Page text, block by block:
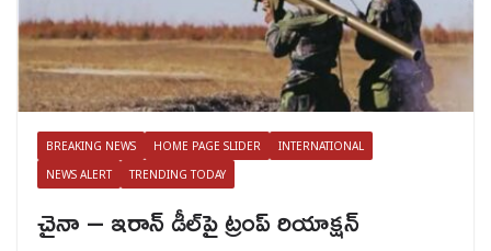
BREAKING NEWS HOME PAGE SLIDER
INTERNATIONAL
NEWS ALERT
TRENDING TODAY
చైనా – ఇరాన్ డీల్‌పై ట్రంప్ రియాక్షన్